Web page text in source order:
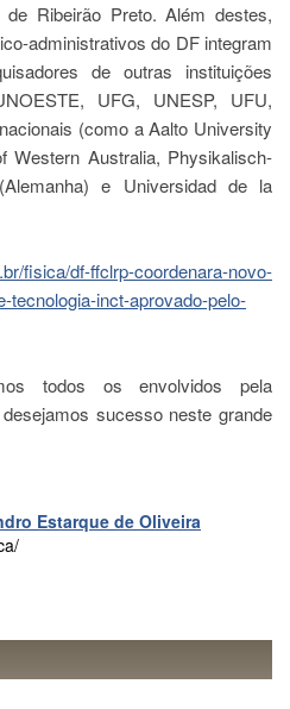
Ribeirão Preto. Além destes,
administrativos do DF integram
de outras instituições
UFG, UNESP, UFU,
(como a Aalto University
Western Australia, Physikalisch-
e Universidad de la
fisica/df-ffclrp-coordenara-novo-
tecnologia-inct-aprovado-pelo-
todos os envolvidos pela
sucesso neste grande
Estarque de Oliveira